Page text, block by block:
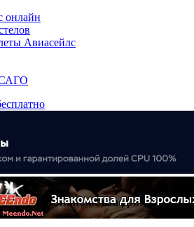
онлайн
Авиасейлс